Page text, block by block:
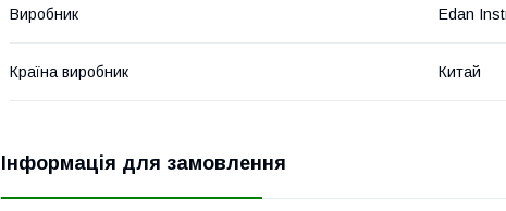
Виробник Edan
Країна виробник Китай
Інформація для замовлення